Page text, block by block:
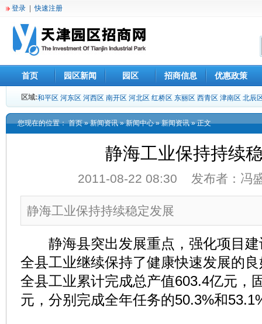
登录 |快速注册
首页 园区新闻 园区 招商信息 优惠政策
区域:和平区 河东区 河西区 南开区 河北区 红桥区 东丽区 西青区 津南区 北辰
您现在的位置：首页»新闻资讯»新闻中心»新闻资讯» 正文
静海工业保持持续
2011-08-22 08:30 发布者：冯
静海工业保持持续稳定发展
静海县突出发展重点，强化项目建
全县工业继续保持了健康快速发展的
全县工业累计完成总产值603.4亿元，
元，分别完成全年任务的50.3%和